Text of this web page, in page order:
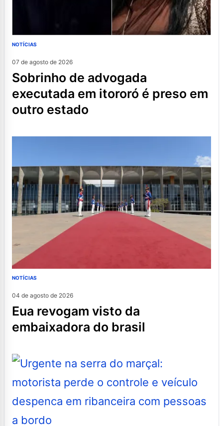
NOTÍCIAS
07 de agosto de 2026
sobrinho de advogada
executada em itororó é preso em
outro estado
NOTÍCIAS
04 de agosto de 2026
eua revogam visto da
embaixadora do brasil